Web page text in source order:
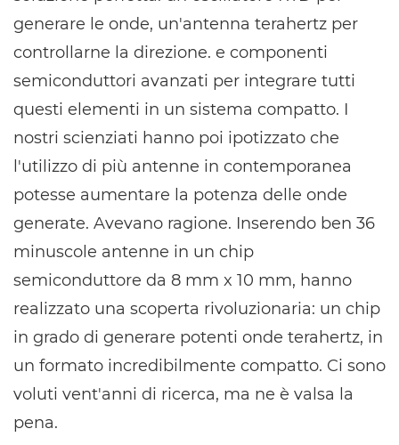
generare le onde, un'antenna terahertz per
controllarne la direzione. e componenti
semiconduttori avanzati per integrare tutti
questi elementi in un sistema compatto. I
nostri scienziati hanno poi ipotizzato che
l'utilizzo di più antenne in contemporanea
potesse aumentare la potenza delle onde
generate. Avevano ragione. Inserendo ben 36
minuscole antenne in un chip
semiconduttore da 8 mm x 10 mm, hanno
realizzato una scoperta rivoluzionaria: un chip
in grado di generare potenti onde terahertz, in
un formato incredibilmente compatto. Ci sono
voluti vent'anni di ricerca, ma ne è valsa la
pena.